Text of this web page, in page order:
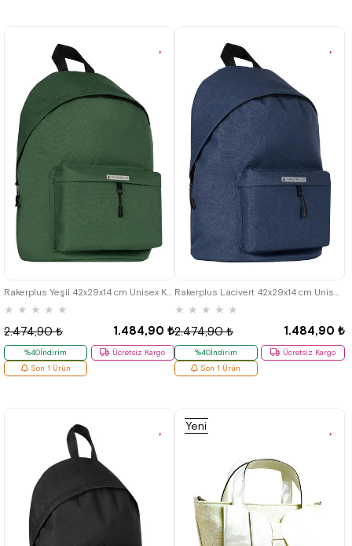
Rakerplus Yeşil 42x29x14 cm Unisex Klasik Sırt Okul Çantası
★ ★ ★ ★ ★
1.484,90 ₺
2.474,90 ₺
%40İndirim
Ücretsiz Kargo
Son 1 Ürün
Rakerplus Lacivert 42x29x14 cm Unisex Klasik Sırt Okul Çantası
★ ★ ★ ★ ★
1.484,90 ₺
2.474,90 ₺
%40İndirim
Ücretsiz Kargo
Son 1 Ürün
Yeni